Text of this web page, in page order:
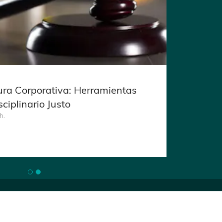
Corporativa: Herramientas
Justo
Empresarial: Redacción y